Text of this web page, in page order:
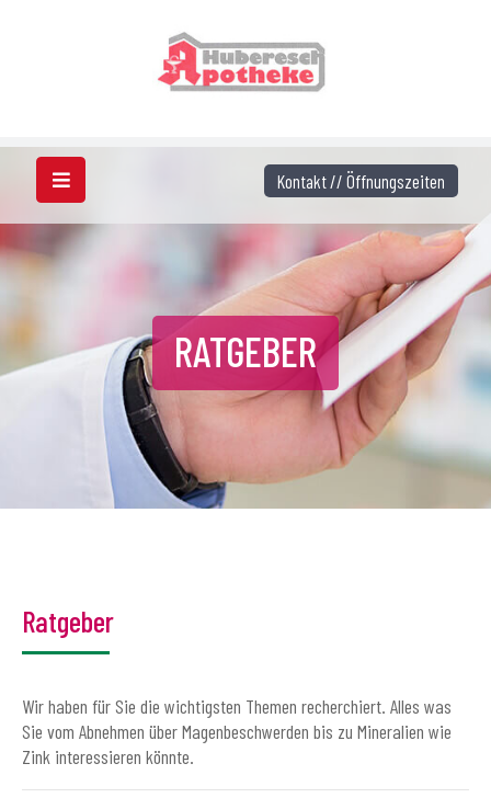
RATGEBER
Ratgeber
Wir haben für Sie die wichtigsten Themen recherchiert. Alles was
Sie vom Abnehmen über Magenbeschwerden bis zu Mineralien wie
Zink interessieren könnte.
Kontakt // Öffnungszeiten